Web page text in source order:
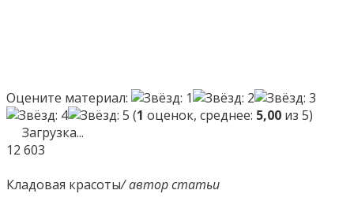
Оцените материал:
(1 оценок, среднее: 5,00 из 5)
Загрузка...
12 603
Кладовая красоты/ автор статьи